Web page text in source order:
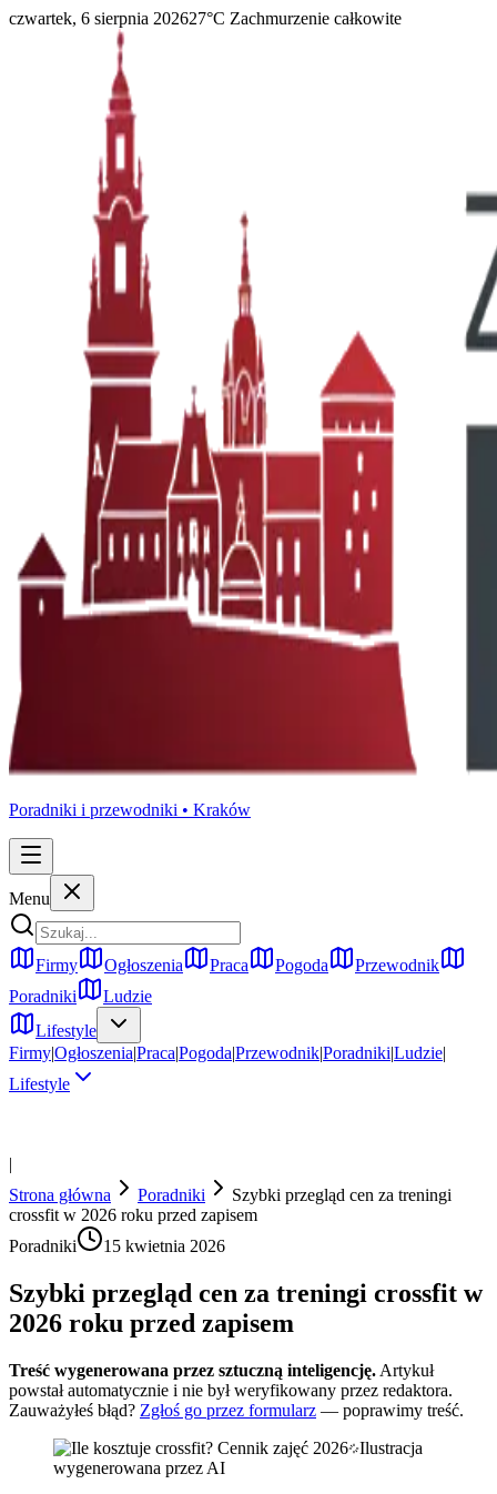
czwartek, 6 sierpnia 202627°C Zachmurzenie całkowite
Poradniki i przewodniki • Kraków
Menu
Firmy Ogłoszenia Praca Pogoda
Przewodnik
Poradniki
Ludzie
Lifestyle
Firmy|Ogłoszenia|Praca|Pogoda|Przewodnik|Poradniki|Ludzie|
Lifestyle
|
Strona główna
Poradniki
Szybki przegląd cen za treningi
crossfit w 2026 roku przed zapisem
Poradniki
15 kwietnia 2026
Szybki przegląd cen za treningi crossfit w
2026 roku przed zapisem
Treść wygenerowana przez sztuczną inteligencję. Artykuł
powstał automatycznie i nie był weryfikowany przez redaktora.
Zauważyłeś błąd? Zgłoś go przez formularz — poprawimy treść.
Ilustracja
wygenerowana przez AI